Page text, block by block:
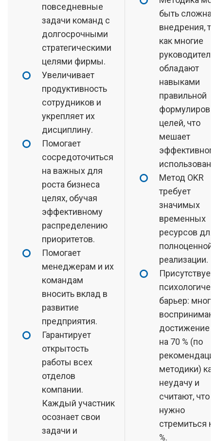
повседневные
задачи команд с
долгосрочными
стратегическими
целями фирмы.
Увеличивает
продуктивность
сотрудников и
укрепляет их
дисциплину.
Помогает
сосредоточиться
на важных для
роста бизнеса
целях, обучая
эффективному
распределению
приоритетов.
Помогает
менеджерам и их
командам
вносить вклад в
развитие
предприятия.
Гарантирует
открытость
работы всех
отделов
компании.
Каждый участник
осознает свои
задачи и
быть сложна
внедрения,
как многие
руководители
обладают
навыками
правильной
целей, что
мешает
Метод OKR
требует
значимых
временных
ресурсов для
полноценной
реализации.
Присутствует
барьер:
достижение
на 70 % (по
методики) как
неудачу и
считают, что
нужно
стремиться к
%.